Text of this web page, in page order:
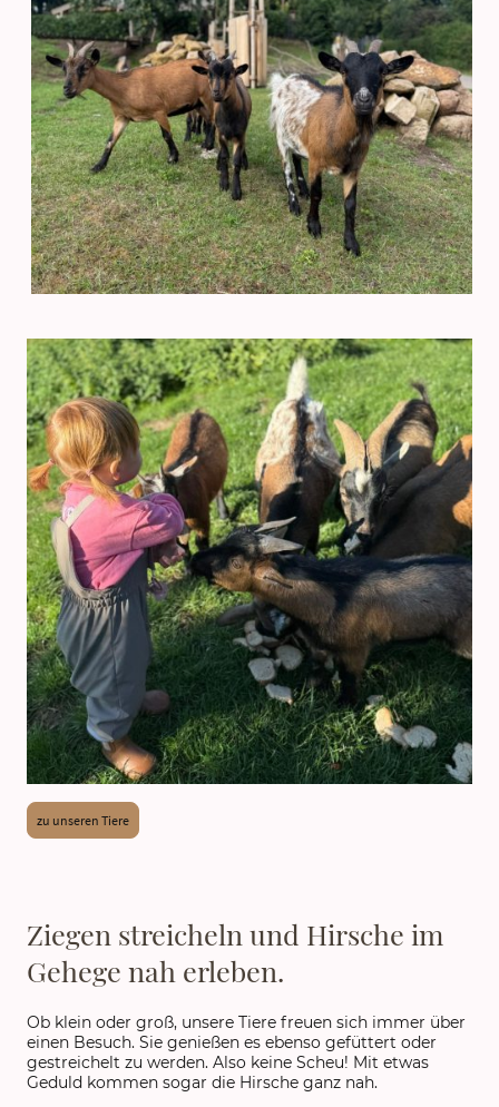
Ziegen streicheln und Hirsche im
Gehege nah erleben.
Ob klein oder groß, unsere Tiere freuen sich immer über
einen Besuch. Sie genießen es ebenso gefüttert oder
gestreichelt zu werden. Also keine Scheu! Mit etwas
Geduld kommen sogar die Hirsche ganz nah.
zu unseren Tiere